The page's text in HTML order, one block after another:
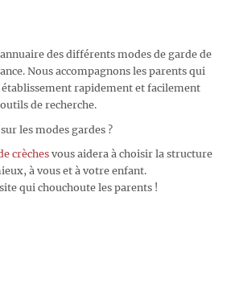
des différents modes de garde de
Nous accompagnons les parents qui
rapidement et facilement
de recherche.
les modes gardes ?
crèchesvous aidera à choisir la structure
à vous et à votre enfant.
qui chouchoute les parents !